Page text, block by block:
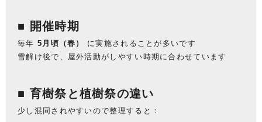
■ 開催時期
毎年 5月頃（春）
に実施されることが多いです
雪解け後で、屋外活動がしやすい時期に合わせています
■ 育樹祭と植樹祭の違い
少し混同されやすいので整理すると：